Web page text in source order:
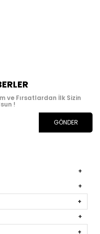
ve Fırsatlardan İlk Sizin
!
GÖNDER